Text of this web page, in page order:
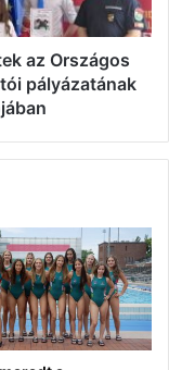
az Országos
pályázatának